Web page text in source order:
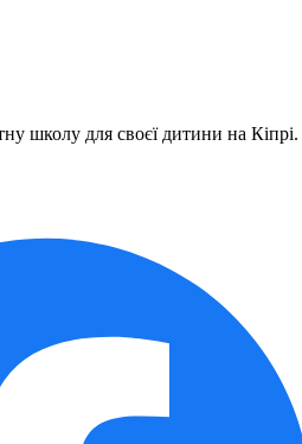
школу для своєї дитини на Кіпрі.